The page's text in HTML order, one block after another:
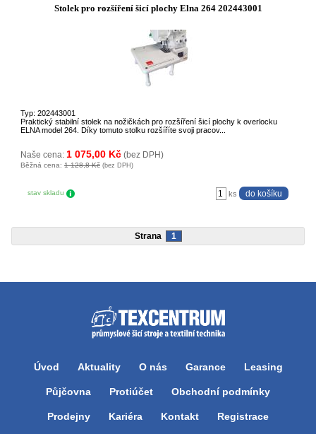
Stolek pro rozšíření šicí plochy Elna 264 202443001
Typ: 202443001
Praktický stabilní stolek na nožičkách pro rozšíření šicí plochy k overlocku
ELNA model 264. Díky tomuto stolku rozšíříte svoji pracov...
Naše cena: 1 075,00 Kč (bez DPH)
Běžná cena: 1 128,8 Kč (bez DPH)
stav skladu ks
Strana 1
Úvod Aktuality O nás Garance Leasing
Půjčovna Protiúčet Obchodní podmínky
Prodejny Kariéra Kontakt Registrace